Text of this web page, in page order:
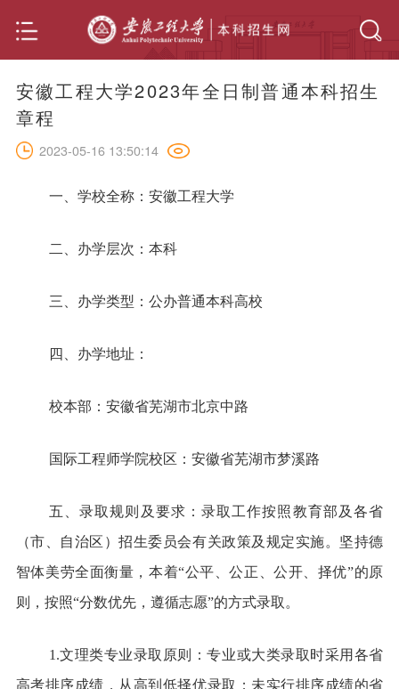
安徽工程大学2023年全日制普通本科招生
章程
2023-05-16 13:50:14
一、学校全称：安徽工程大学
二、办学层次：本科
三、办学类型：公办普通本科高校
四、办学地址：
校本部：安徽省芜湖市北京中路
国际工程师学院校区：安徽省芜湖市梦溪路
五、录取规则及要求：录取工作按照教育部及各省
（市、自治区）招生委员会有关政策及规定实施。坚持德
智体美劳全面衡量，本着“公平、公正、公开、择优”的原
则，按照“分数优先，遵循志愿”的方式录取。
1.文理类专业录取原则：专业或大类录取时采用各省
高考排序成绩，从高到低择优录取；未实行排序成绩的省